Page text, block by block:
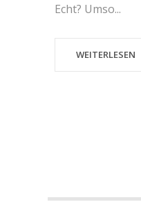
Echt? Umso...
WEITERLESEN